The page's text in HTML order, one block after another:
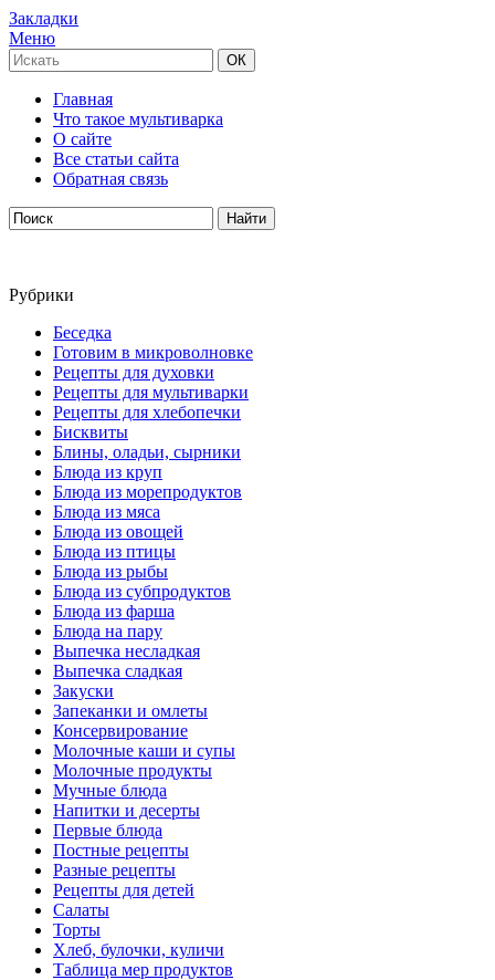
Закладки
Меню
Главная
Что такое мультиварка
О сайте
Все статьи сайта
Обратная связь
Рубрики
Беседка
Готовим в микроволновке
Рецепты для духовки
Рецепты для мультиварки
Рецепты для хлебопечки
Бисквиты
Блины, оладьи, сырники
Блюда из круп
Блюда из морепродуктов
Блюда из мяса
Блюда из овощей
Блюда из птицы
Блюда из рыбы
Блюда из субпродуктов
Блюда из фарша
Блюда на пару
Выпечка несладкая
Выпечка сладкая
Закуски
Запеканки и омлеты
Консервирование
Молочные каши и супы
Молочные продукты
Мучные блюда
Напитки и десерты
Первые блюда
Постные рецепты
Разные рецепты
Рецепты для детей
Салаты
Торты
Хлеб, булочки, куличи
Таблица мер продуктов